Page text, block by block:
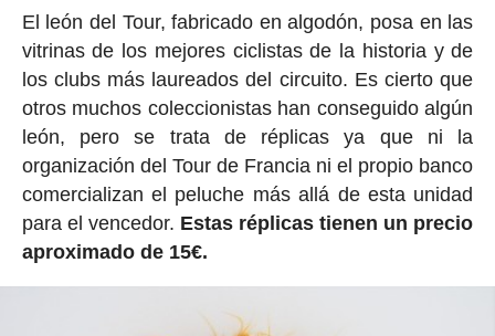
El león del Tour, fabricado en algodón, posa en las
vitrinas de los mejores ciclistas de la historia y de
los clubs más laureados del circuito. Es cierto que
otros muchos coleccionistas han conseguido algún
león, pero se trata de réplicas ya que ni la
organización del Tour de Francia ni el propio banco
comercializan el peluche más allá de esta unidad
para el vencedor. Estas réplicas tienen un precio
aproximado de 15€.